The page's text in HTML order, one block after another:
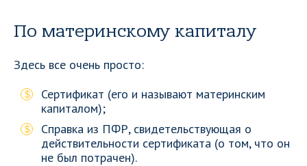
По материнскому капиталу
Здесь все очень просто:
Сертификат (его и называют материнским
капиталом);
Справка из ПФР, свидетельствующая о
действительности сертификата (о том, что он
не был потрачен).